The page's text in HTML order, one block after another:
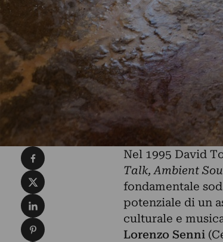
Nel 1995 David
Talk, Ambient
fondamentale
potenziale di un
culturale e
Lorenzo Senni
Condividi su Facebook
Condividi su X
Condividi su LinkedIn
Condividi su Pinterest